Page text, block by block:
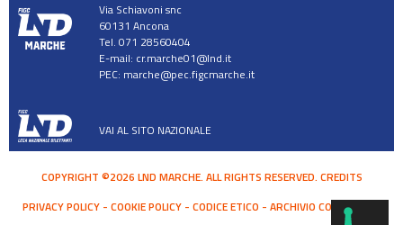
Via Schiavoni snc
60131 Ancona
Tel. 071 28560404
E-mail: cr.marche01@lnd.it
PEC: marche@pec.figcmarche.it
VAI AL SITO NAZIONALE
COPYRIGHT ©2026 LND MARCHE. ALL RIGHTS RESERVED. CREDITS
PRIVACY POLICY
COOKIE POLICY CODICE ETICO ARCHIVIO COMUNICATI